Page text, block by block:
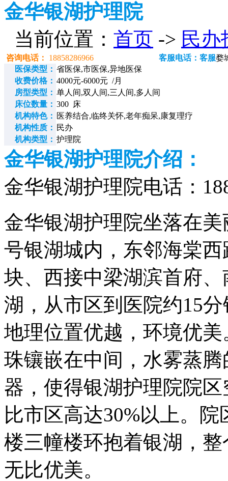
金华银湖护理院
当前位置： 首页 -> 民办
咨询电话： 18858286966 客服电话：客服婺
医保类型： 省医保,市医保,异地医保
收费价格： 4000元-6000元 /月
房型类型： 单人间,双人间,三人间,多人间
床位数量： 300 床
机构特色： 医养结合,临终关怀,老年痴呆,康复理疗
机构性质： 民办
机构类型： 护理院
金华银湖护理院介绍：
金华银湖护理院电话：
金华银湖护理院坐落在
号银湖城内，东邻海棠
块、西接中梁湖滨首府
湖，从市区到医院约15
地理位置优越，环境优
珠镶嵌在中间，水雾蒸
器，使得银湖护理院院
比市区高达30%以上。
楼三幢楼环抱着银湖，
无比优美。